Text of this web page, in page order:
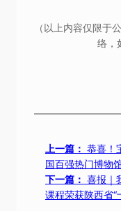
（以上内容仅限于
络，
上一篇： 恭喜！
国百强热门博物
下一篇： 喜报｜
课程荣获陕西省“